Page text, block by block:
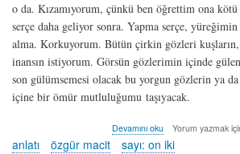
o da. Kızamıyorum, çünkü ben öğrettim ona kötü
serçe daha geliyor sonra. Yapma serçe, yüreğimin
alma. Korkuyorum. Bütün çirkin gözleri
inansın istiyorum. Görsün gözlerimin içinde
son gülümsemesi olacak bu yorgun gözlerin ya
içine bir ömür mutluluğumu taşıyacak.
kuzey
yıldızı
Devamını oku Yorum yazmak
anlatı özgür macit sayı: on iki